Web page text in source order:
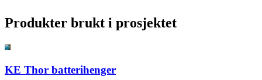
Produkter brukt i prosjektet
KE Thor batterihenger